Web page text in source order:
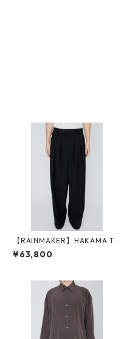
【RAINMAKER】HAKAMA TR
OUSERS_BLACK
¥63,800